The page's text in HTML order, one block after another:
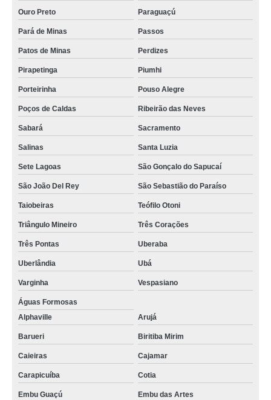
Ouro Preto Paraguaçú
Pará de Minas Passos
Patos de Minas Perdizes
Pirapetinga Piumhi
Porteirinha Pouso Alegre
Poços de Caldas Ribeirão das Neves
Sabará Sacramento
Salinas Santa Luzia
Sete Lagoas São Gonçalo do Sapucaí
São João Del Rey São Sebastião do Paraíso
Taiobeiras Teófilo Otoni
Triângulo Mineiro Três Corações
Três Pontas Uberaba
Uberlândia Ubá
Varginha Vespasiano
Águas Formosas
Alphaville
Arujá
Barueri Biritiba Mirim
Caieiras Cajamar
Carapicuíba Cotia
Embu Guaçú Embu das Artes